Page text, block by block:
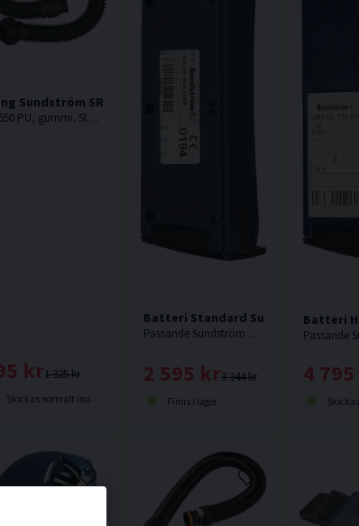
Sundström SR 550 0,9m
SR 550 PU, gummi. Slang för Helmask SR 200.
1 325 kr
kr
Skickas normalt inom 1-3 dagar
Batteri Standard Sundström R06-
Passande Sundström SR 500.
3 344 kr
2 595 kr
Finns i lager
Batteri
4
Skickas